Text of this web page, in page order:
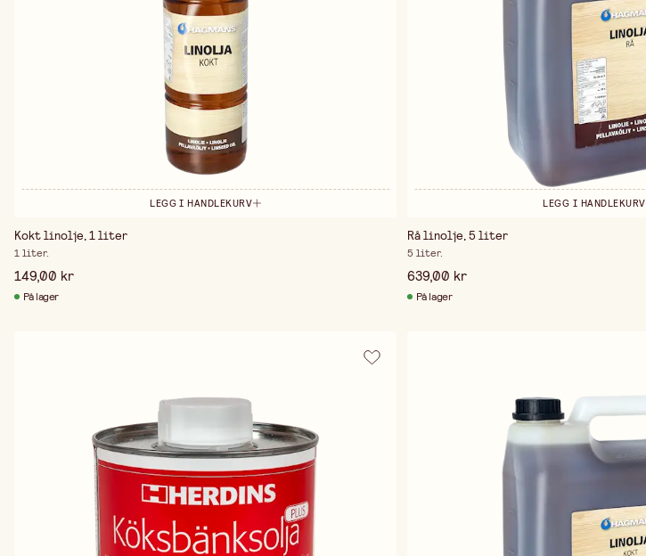
LEGG I HANDLEKURV
Kokt linolje, 1 liter
1 liter.
149,00 kr
På lager
LEGG I HANDLEKURV
Rå linolje, 5 liter
5 liter.
639,00 kr
På lager